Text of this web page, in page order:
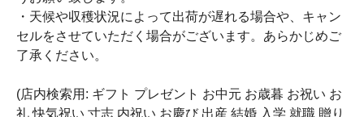
・天候や収穫状況によって出荷が遅れる場合や、キャン
セルをさせていただく場合がございます。あらかじめご
了承ください。
(店内検索用: ギフト プレゼント お中元 お歳暮 お祝い お
礼 快気祝い 寸志 内祝い お慶び 出産 結婚 入学 就職 贈り